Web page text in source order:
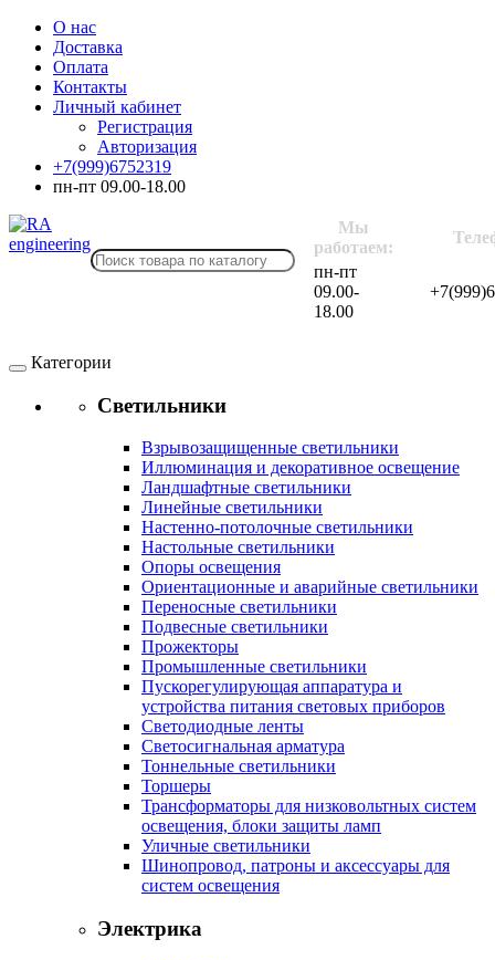
О нас
Доставка
Оплата
Контакты
Личный кабинет
Регистрация
Авторизация
+7(999)6752319
пн-пт 09.00-18.00
Мы
работаем:
пн-пт
09.00-
18.00
Категории
Светильники
Взрывозащищенные светильники
Иллюминация и декоративное освещение
Ландшафтные светильники
Линейные светильники
Настенно-потолочные светильники
Настольные светильники
Опоры освещения
Ориентационные и аварийные светильники
Переносные светильники
Подвесные светильники
Прожекторы
Промышленные светильники
Пускорегулирующая аппаратура и
устройства питания световых приборов
Светодиодные ленты
Светосигнальная арматура
Тоннельные светильники
Торшеры
Трансформаторы для низковольтных систем
освещения, блоки защиты ламп
Уличные светильники
Шинопровод, патроны и аксессуары для
систем освещения
Электрика